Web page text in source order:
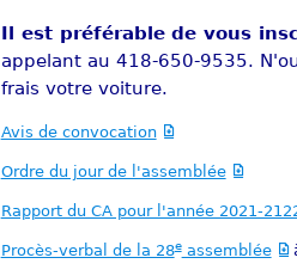
Il est préférable de vous
appelant au 418-650-9535.
frais votre voiture.
Avis de convocation
Ordre du jour de l'assemblée
Rapport du CA pour l'année 2021-
Procès-verbal de la 28eassemblée